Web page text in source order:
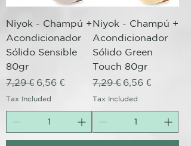
Niyok - Champú +
Acondicionador
Sólido Sensible
80gr
Regular Price
7,29 € Sale Price
6,56 €
Tax Included
Niyok - Champú +
Acondicionador
Sólido Green
Touch 80gr
Regular Price
7,29 € Sale Price
6,56 €
Tax Included